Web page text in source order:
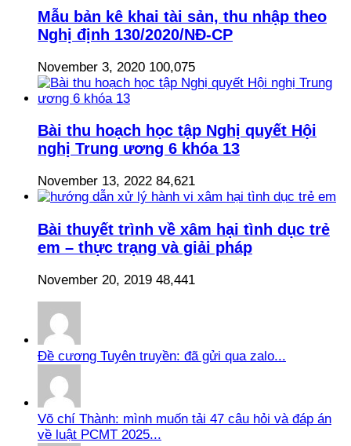
Mẫu bản kê khai tài sản, thu nhập theo
Nghị định 130/2020/NĐ-CP
November 3, 2020 100,075
Bài thu hoạch học tập Nghị quyết Hội
nghị Trung ương 6 khóa 13
November 13, 2022 84,621
Bài thuyết trình về xâm hại tình dục trẻ
em – thực trạng và giải pháp
November 20, 2019 48,441
Đề cương Tuyên truyền: đã gửi qua zalo...
Võ chí Thành: mình muốn tải 47 câu hỏi và đáp án
về luật PCMT 2025...